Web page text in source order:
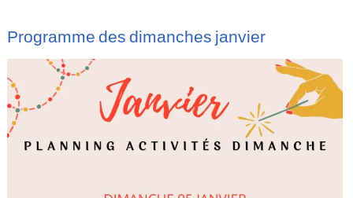
Programme des dimanches janvier